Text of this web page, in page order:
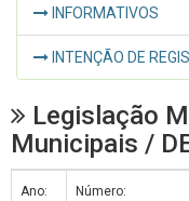
INFORMATIVOS
INTENÇÃO DE
Legislação
Municipais /
Ano: Número: